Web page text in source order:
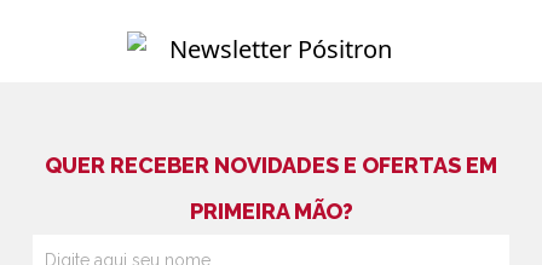
QUER RECEBER NOVIDADES E OFERTAS EM
PRIMEIRA MÃO?